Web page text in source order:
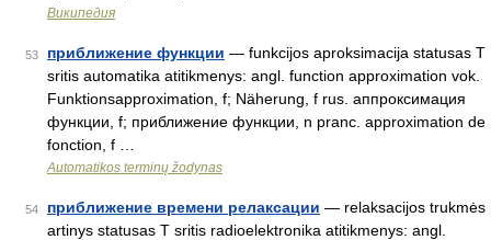
Википедия
53 приближение функции — funkcijos aproksimacija statusas T
sritis automatika atitikmenys: angl. function approximation vok.
Funktionsapproximation, f; Näherung, f rus. аппроксимация
функции, f; приближение функции, n pranc. approximation de
fonction, f …
Automatikos terminų žodynas
54 приближение времени релаксации — relaksacijos trukmės
artinys statusas T sritis radioelektronika atitikmenys: angl.